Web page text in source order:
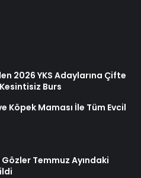
2026 YKS Adaylarına Çifte
Burs
Köpek Maması İle Tüm Evcil
Gözler Temmuz Ayındaki